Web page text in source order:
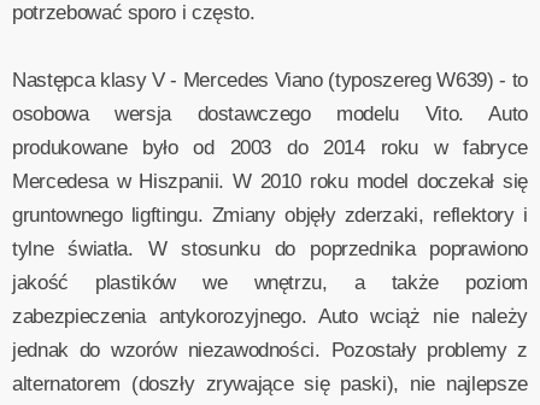
potrzebować sporo i często.
Następca klasy V - Mercedes Viano (typoszereg W639) - to
osobowa wersja dostawczego modelu Vito. Auto
produkowane było od 2003 do 2014 roku w fabryce
Mercedesa w Hiszpanii. W 2010 roku model doczekał się
gruntownego ligftingu. Zmiany objęły zderzaki, reflektory i
tylne światła. W stosunku do poprzednika poprawiono
jakość plastików we wnętrzu, a także poziom
zabezpieczenia antykorozyjnego. Auto wciąż nie należy
jednak do wzorów niezawodności. Pozostały problemy z
alternatorem (doszły zrywające się paski), nie najlepsze